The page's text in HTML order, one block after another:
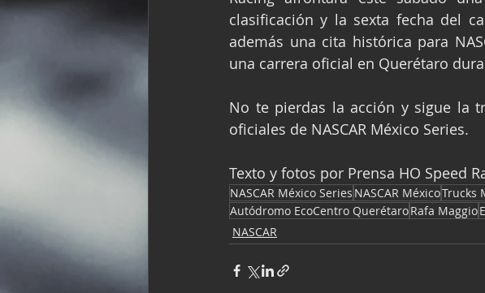
clasificación y la sexta fecha del
además una cita histórica para
una carrera oficial en Querétaro
No te pierdas la acción y sigue la
oficiales de NASCAR México Series.
Texto y fotos por Prensa HO Speed
NASCAR México Series NASCAR MéxicoTrucks
Autódromo EcoCentro QuerétaroRafa Maggio
NASCAR